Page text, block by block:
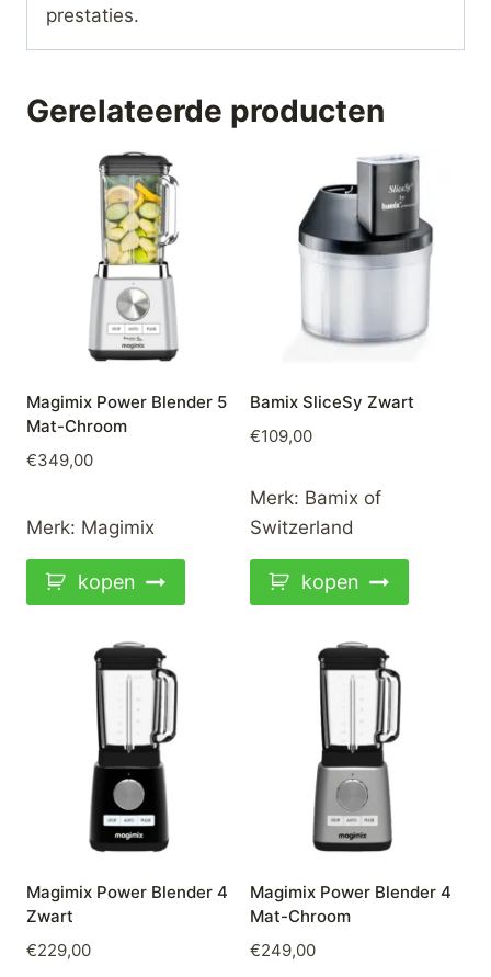
prestaties.
Gerelateerde producten
Magimix Power Blender 5
Mat-Chroom
€349,00
Merk: Magimix
kopen
Bamix SliceSy Zwart
€109,00
Merk: Bamix of
Switzerland
kopen
Magimix Power Blender 4
Zwart
€229,00
Magimix Power Blender 4
Mat-Chroom
€249,00